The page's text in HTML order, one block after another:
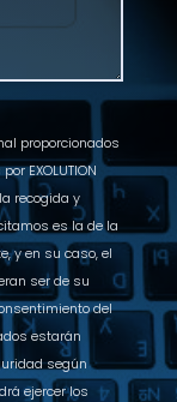
proporcionados
EXOLUTION
recogida y
es la de la
y en su caso, el
ser de su
del
estarán
según
ejercer los